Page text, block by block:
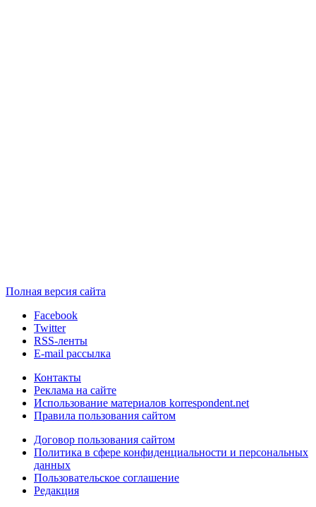
Полная версия сайта
Facebook
Twitter
RSS-ленты
E-mail рассылка
Контакты
Реклама на сайте
Использование материалов korrespondent.net
Правила пользования сайтом
Договор пользования сайтом
Политика в сфере конфиденциальности и персональных
данных
Пользовательское соглашение
Редакция